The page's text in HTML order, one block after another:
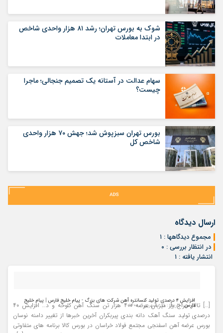
شوک به بورس تهران؛ رشد ۸۱ هزار واحدی شاخص
در ابتدا معاملات
سهام عدالت در آستانه یک تصمیم جنجالی؛ ماجرا
چیست؟
بورس تهران سبزپوش شد؛ جهش ۷۰ هزار واحدی
شاخص کل
ارسال دیدگاه
مجموع دیدگاهها : ۱
در انتظار بررسی : ۰
انتشار یافته : ۱
افزایش ۴ درصدی تولید کنسانتره آهن شرکت های بزرگ - پیام خلیج فارس | پیام خلیج
فارس- تاریخ : ۲۱ - شهریور - ۱۴۰۰
[…] تالار حراج باز میزبان عرضه ۴۰۰ هزار تن سنگ آهن کلوخه و د… افزایش ۴۰
درصدی تولید سنگ آهک دانه بندی پیربکران آخرین خبرها از تغییر دامنه نوسان
بورس عرضه آهن اسفنجی مجتمع فولاد خراسان در بورس کالا برنامه های متفاوتی